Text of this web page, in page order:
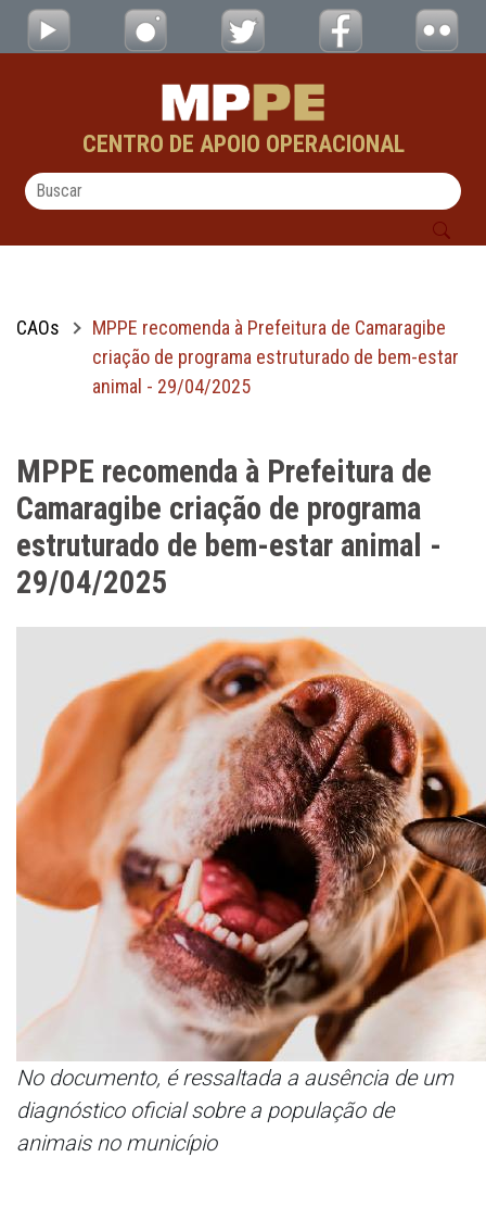
Pular para o Conteúdo principal
MPPE recomenda à Prefeitura de
CENTRO DE APOIO OPERACIONAL
CAOs
MPPE recomenda à Prefeitura de Camaragibe
criação de programa estruturado de bem-estar
animal - 29/04/2025
MPPE recomenda à Prefeitura de
Camaragibe criação de programa
estruturado de bem-estar animal -
29/04/2025
No documento, é ressaltada a ausência de um
diagnóstico oficial sobre a população de
animais no município